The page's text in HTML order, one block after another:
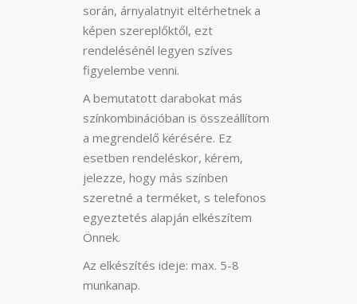
során, árnyalatnyit eltérhetnek a
képen szereplőktől, ezt
rendelésénél legyen szíves
figyelembe venni.
A bemutatott darabokat más
színkombinációban is összeállítom
a megrendelő kérésére. Ez
esetben rendeléskor, kérem,
jelezze, hogy más színben
szeretné a terméket, s telefonos
egyeztetés alapján elkészítem
Önnek.
Az elkészítés ideje: max. 5-8
munkanap.